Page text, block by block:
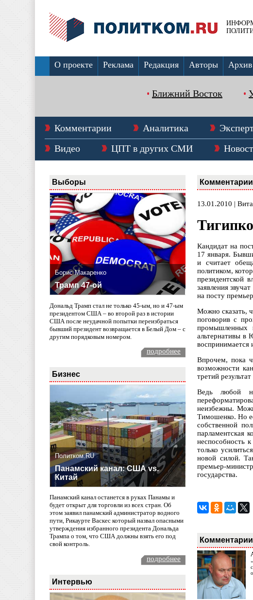
О проекте Реклама Редакция Авторы Архив
Ближний Восток
Комментарии Аналитика
Видео
ЦПТ в других СМИ
Выборы
Борис Макаренко
Трамп 47-ой
Дональд Трамп стал не только 45-ым, но и 47-ым
президентом США – во второй раз в истории
США после неудачной попытки переизбраться
бывший президент возвращается в Белый Дом – с
другим порядковым номером.
подробнее
Бизнес
Политком.RU
Панамский канал: США vs.
Китай
Панамский канал останется в руках Панамы и
будет открыт для торговли из всех стран. Об
этом заявил панамский администратор водного
пути, Рикаурте Васкес который назвал опасными
утверждения избранного президента Дональда
Трампа о том, что США должны взять его под
свой контроль.
подробнее
Интервью
Комментарии
13.01.2010 |
Кандидат на
17 января.
и считает
политиком,
президентской
заявления
на посту
Можно сказать,
поговорив с
промышленных
альтернативы в
воспринимается
Впрочем, пока
возможности
третий
Ведь любой
неизбежны.
Тимошенко. Но
собственной
парламентская
неспособность
только
новой силой.
премьер-
государства.
Комментарии